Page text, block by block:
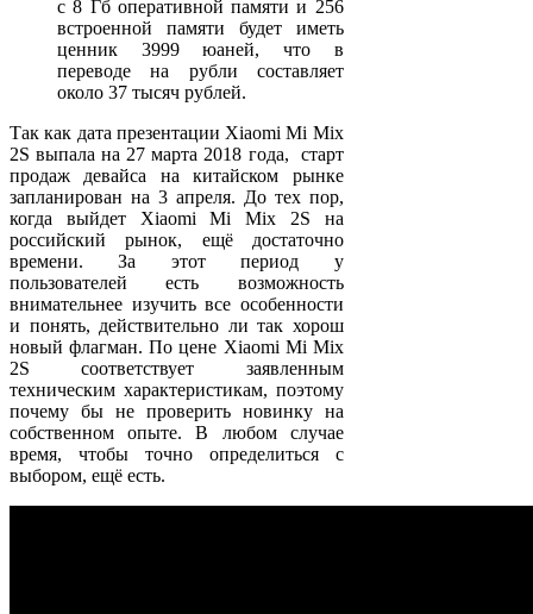
с 8 Гб оперативной памяти и 256
встроенной памяти будет иметь
ценник 3999 юаней, что в
переводе на рубли составляет
около 37 тысяч рублей.
Так как дата презентации Xiaomi Mi Mix
2S выпала на 27 марта 2018 года, старт
продаж девайса на китайском рынке
запланирован на 3 апреля. До тех пор,
когда выйдет Xiaomi Mi Mix 2S на
российский рынок, ещё достаточно
времени. За этот период у
пользователей есть возможность
внимательнее изучить все особенности
и понять, действительно ли так хорош
новый флагман. По цене Xiaomi Mi Mix
2S соответствует заявленным
техническим характеристикам, поэтому
почему бы не проверить новинку на
собственном опыте. В любом случае
время, чтобы точно определиться с
выбором, ещё есть.